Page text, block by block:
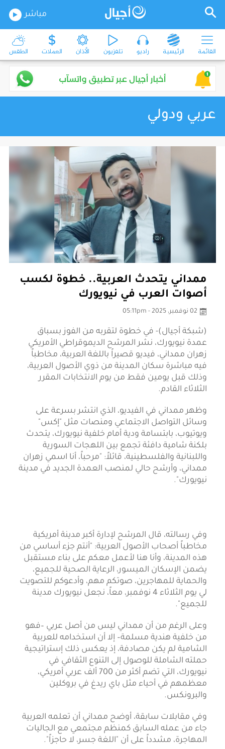
مباشر
القائمة الرئيسية راديو تلفزيون الأذان العملات الطقس
عربي ودولي
ممداني يتحدث العربية.. خطوة لكسب
أصوات العرب في نيويورك
02 نوفمبر، 2025 - 05:11pm
(شبكة أجيال)- في خطوة لتقربه من الفوز بسباق
عمدة نيويورك، نشر المرشح الديموقراطي الأمريكي
زهران ممداني، فيديو قصيراً باللغة العربية، مخاطباً
فيه مباشرة سكان المدينة من ذوي الأصول العربية،
وذلك قبل يومين فقط من يوم الانتخابات المقرر
الثلاثاء القادم.
وظهر ممداني في الفيديو، الذي انتشر بسرعة على
وسائل التواصل الاجتماعي ومنصات مثل "إكس"
ويوتيوب، بابتسامة ودية أمام خلفية نيويورك، يتحدث
بلكنة شامية دافئة تجمع بين اللهجات السورية
واللبنانية والفلسطينية، قائلاً: "مرحباً، أنا اسمي زهران
ممداني، وأرشح حالي لمنصب العمدة الجديد في مدينة
نيويورك".
وفي رسالته، قال المرشح لإدارة أكبر مدينة أمريكية
مخاطباً أصحاب الأصول العربية: "أنتم جزء أساسي من
هذه المدينة، وأنا هنا لأعمل معكم على بناء مستقبل
يضمن الإسكان الميسور، الرعاية الصحية للجميع،
والحماية للمهاجرين، صوتكم مهم، وأدعوكم للتصويت
لي يوم الثلاثاء 4 نوفمبر، معاً، نجعل نيويورك مدينة
للجميع".
وعلى الرغم من أن ممداني ليس من أصل عربي –فهو
من خلفية هندية مسلمة– إلا أن استخدامه للعربية
الشامية لم يكن مصادفة، إذ يعكس ذلك إستراتيجية
حملته الشاملة للوصول إلى التنوع الثقافي في
نيويورك، التي تضم أكثر من 700 ألف عربي أمريكي،
معظمهم في أحياء مثل باي ريدغ في بروكلين
والبرونكس.
وفي مقابلات سابقة، أوضح ممداني أن تعلمه العربية
جاء من عمله السابق كمنظم مجتمعي مع الجاليات
المهاجرة، مشدداً على أن "اللغة جسر، لا حاجزاً".